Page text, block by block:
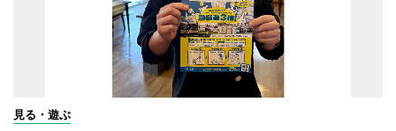
見る・遊ぶ